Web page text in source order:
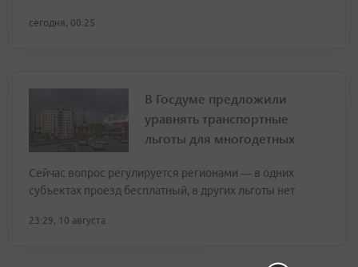
сегодня, 00:25
В Госдуме предложили
уравнять транспортные
льготы для многодетных
Сейчас вопрос регулируется регионами — в одних
субъектах проезд бесплатный, в других льготы нет
23:29, 10 августа